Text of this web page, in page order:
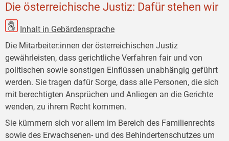
Die österreichische Justiz: Dafür stehen wir
Inhalt in Gebärdensprache
Die Mitarbeiter:innen der österreichischen Justiz
gewährleisten, dass gerichtliche Verfahren fair und von
politischen sowie sonstigen Einflüssen unabhängig geführt
werden. Sie tragen dafür Sorge, dass alle Personen, die sich
mit berechtigten Ansprüchen und Anliegen an die Gerichte
wenden, zu ihrem Recht kommen.
Sie kümmern sich vor allem im Bereich des Familienrechts
sowie des Erwachsenen- und des Behindertenschutzes um